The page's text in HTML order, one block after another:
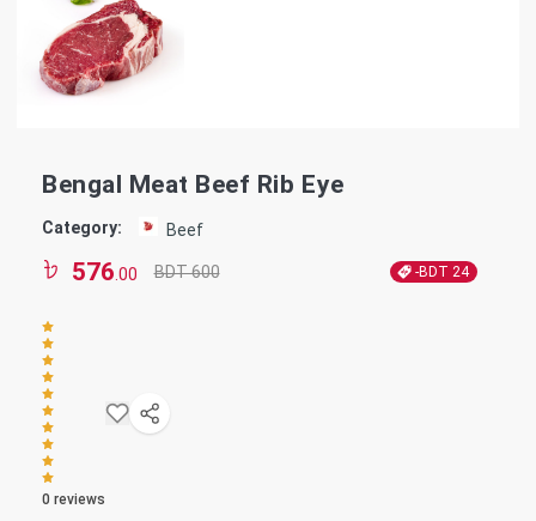
Bengal Meat Beef Rib Eye
Category: Beef
576 .00 BDT 600 -BDT 24
0 reviews